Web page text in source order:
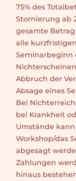
75% des
Stornierung ab
gesamte
alle
Seminarbeginn
Abbruch der
Absage eines
Bei
bei Krankheit
Umstände
Workshop/das
abgesagt
Zahlungen
hinaus